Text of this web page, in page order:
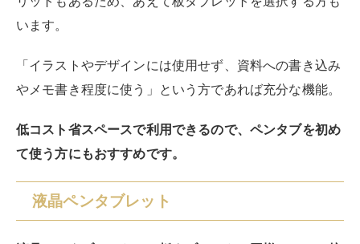
自体に液晶画面がついていることです。
り。
作業領域に直接書き込める